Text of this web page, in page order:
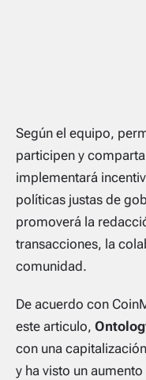
Según el equipo,
participen y
implementará
políticas justas de
promoverá la
transacciones, la
comunidad.
De acuerdo con
este articulo,
con una
y ha visto un